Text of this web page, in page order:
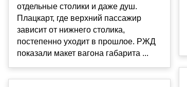
отдельные столики и даже душ.
Плацкарт, где верхний пассажир
зависит от нижнего столика,
постепенно уходит в прошлое. РЖД
показали макет вагона габарита ...